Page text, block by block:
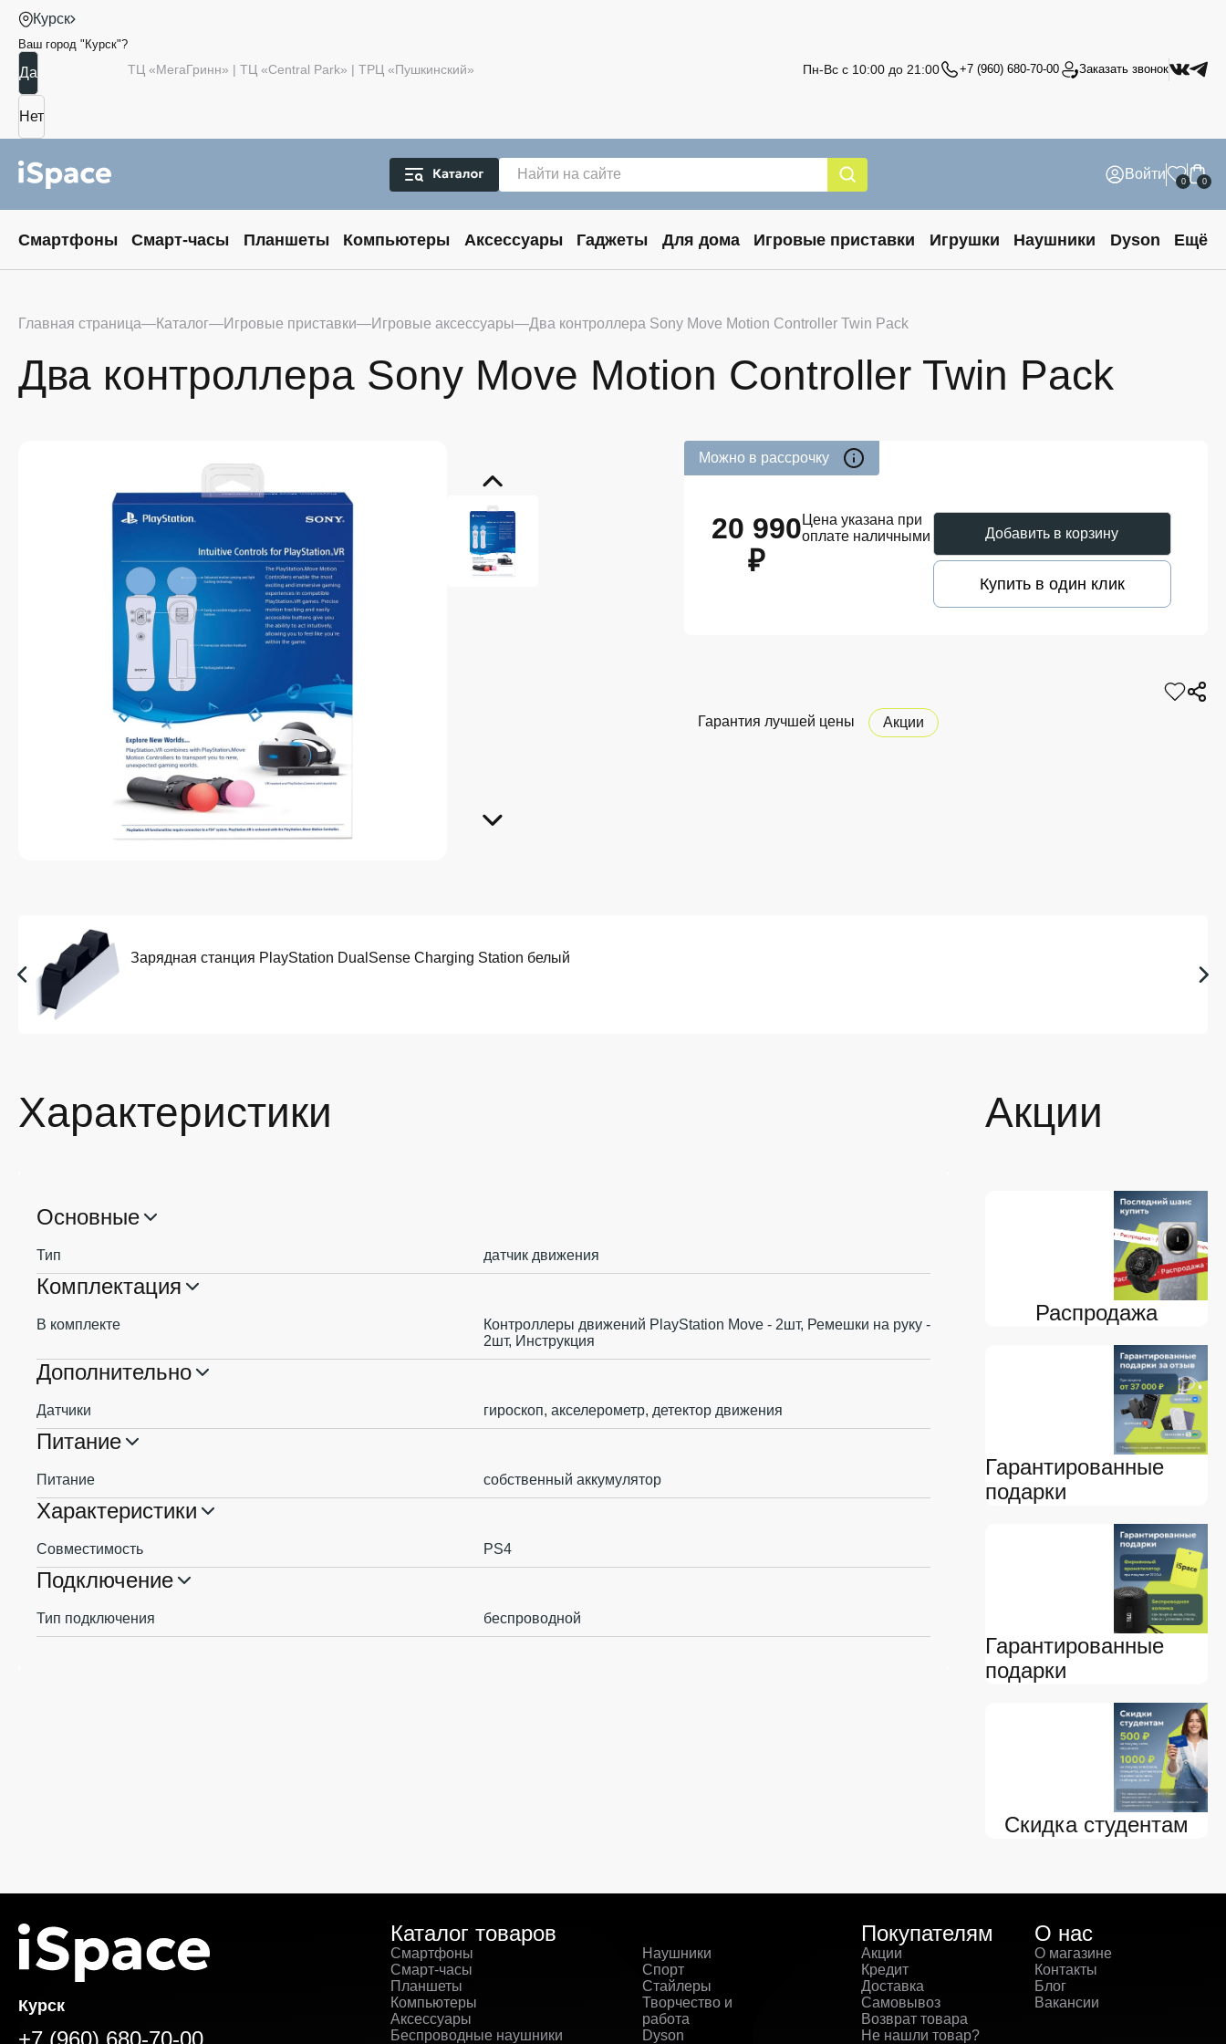
Курск
Ваш город " Курск"?
ТЦ «МегаГринн» | ТЦ «Central Park» | ТРЦ «Пушкинский» Пн-Вс с 10:00 до 21:00 +7 (960) 680-70-00 Заказать звонок
Войти 0 0
Смартфоны Смарт-часы Планшеты Компьютеры Аксессуары Гаджеты Для дома Игровые приставки Игрушки Наушники Dyson Ещё
Главная страница Каталог Игровые приставки Игровые аксессуары Два контроллера Sony Move Motion Controller Twin Pack
Два контроллера Sony Move Motion Controller Twin Pack
Можно в рассрочку
20 990
₽
Цена указана при
оплате наличными
Добавить в корзину
Купить в один клик
Гарантия лучшей цены Акции
Зарядная станция PlayStation DualSense Charging Station белый
Акции
Распродажа
Гарантированные
подарки
Гарантированные
подарки
Скидка студентам
Характеристики
Основные
Тип датчик движения
Комплектация
В комплекте
Контроллеры движений PlayStation Move - 2шт, Ремешки на руку -
2шт, Инструкция
Дополнительно
Датчики гироскоп, акселерометр, детектор движения
Питание
Питание собственный аккумулятор
Характеристики
Совместимость PS4
Подключение
Тип подключения беспроводной
Курск
+7 (960) 680-70-00
Каталог товаров
Смартфоны
Смарт-часы
Планшеты
Компьютеры
Аксессуары
Беспроводные наушники
Наушники
Спорт
Стайлеры
Творчество и
работа
Dyson
Покупателям
Акции
Кредит
Доставка
Самовывоз
Возврат товара
Не нашли товар?
О нас
О магазине
Контакты
Блог
Вакансии